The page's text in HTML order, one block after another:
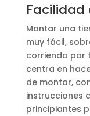
Montar una
muy fácil,
corriendo por
centra en
de montar,
instrucciones
principiantes